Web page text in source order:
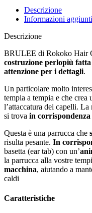
Descrizione
Informazioni
Descrizione
BRULEE di Rokoko Hair
costruzione perlopiù
attenzione per i dettagli.
Un particolare molto
tempia a tempia e che crea
l’attaccatura dei capelli.
si trova in
Questa è una parrucca che
risulta pesante. In
basetta (ear tab) con un’
la parrucca alla vostre
macchina, aiutando a
caldi
Caratteristiche